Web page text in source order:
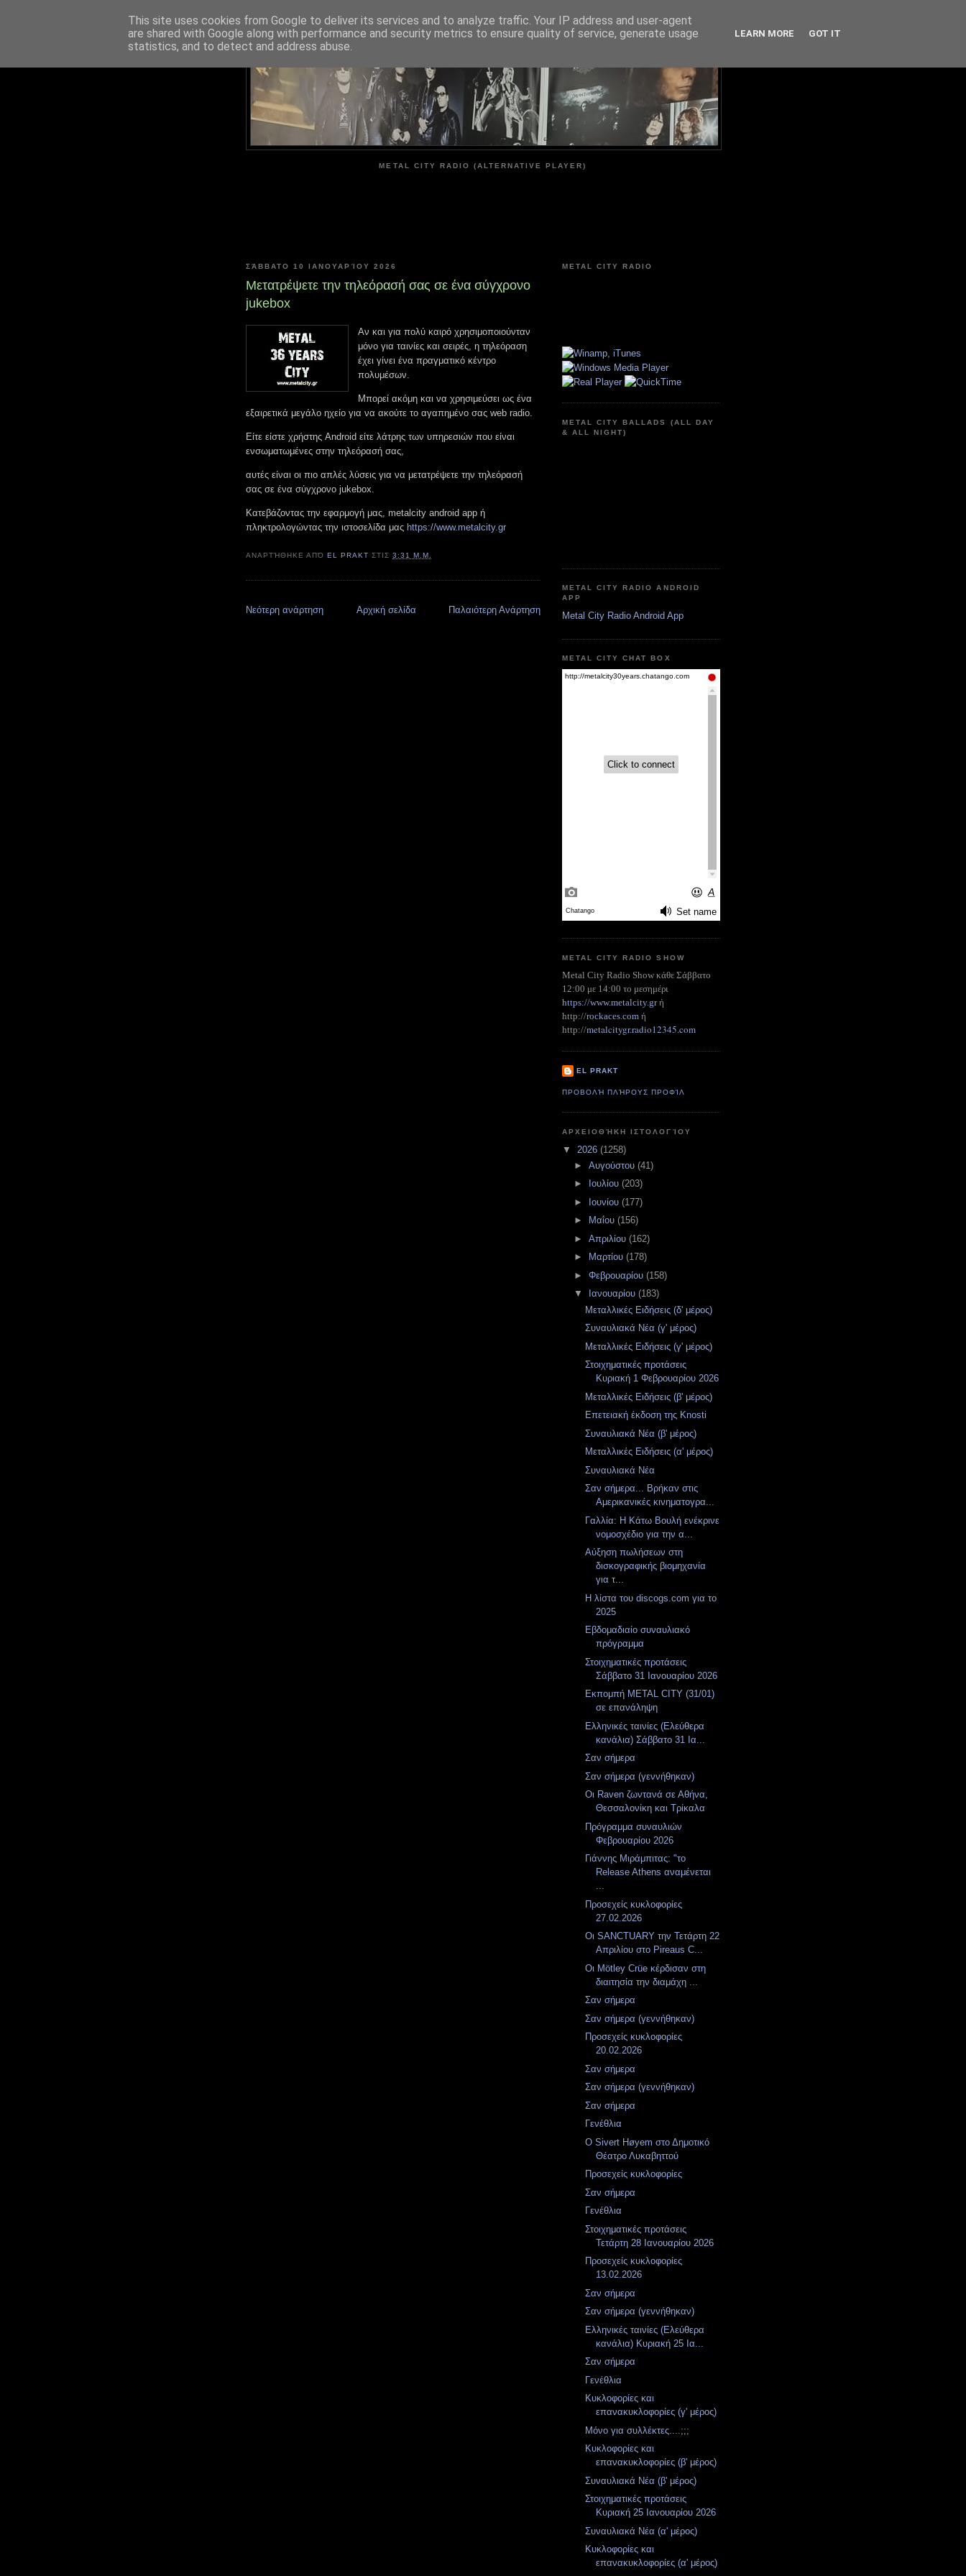
METAL CITY
METAL CITY RADIO (ALTERNATIVE PLAYER)
ΣΆΒΒΑΤΟ 10 ΙΑΝΟΥΑΡΊΟΥ 2026
Μετατρέψετε την τηλεόρασή σας σε ένα σύγχρονο
jukebox
Αν και για πολύ καιρό χρησιμοποιούνταν
μόνο για ταινίες και σειρές, η τηλεόραση
έχει γίνει ένα πραγματικό κέντρο
πολυμέσων.
Μπορεί ακόμη και να χρησιμεύσει ως ένα
εξαιρετικά μεγάλο ηχείο για να ακούτε τo αγαπημένo σας web radio.
Είτε είστε χρήστης Android είτε λάτρης των υπηρεσιών που είναι
ενσωματωμένες στην τηλεόρασή σας,
αυτές είναι οι πιο απλές λύσεις για να μετατρέψετε την τηλεόρασή
σας σε ένα σύγχρονο jukebox.
Κατεβάζοντας την εφαρμογή μας, metalcity android app ή
πληκτρολογώντας την ιστοσελίδα μας https://www.metalcity.gr
ΑΝΑΡΤΉΘΗΚΕ ΑΠΌEL PRAKT ΣΤΙΣ3:31 Μ.Μ.
Νεότερη ανάρτηση Παλαιότερη Ανάρτηση
Αρχική σελίδα
METAL CITY RADIO
METAL CITY BALLADS (ALL DAY
& ALL NIGHT)
METAL CITY RADIO ANDROID
APP
Metal City Radio Android App
METAL CITY CHAT BOX
METAL CITY RADIO SHOW
Metal City Radio Show κάθε Σάββατο
12:00 με 14:00 το μεσημέρι
https://www.metalcity.grή
http://rockaces.com ή
http://metalcitygr.radio12345.com
EL PRAKT
ΠΡΟΒΟΛΉ ΠΛΉΡΟΥΣ ΠΡΟΦΊΛ
ΑΡΧΕΙΟΘΉΚΗ ΙΣΤΟΛΟΓΊΟΥ
▼ 2026 (1258)
► Αυγούστου (41)
►
Ιουλίου (203)
►
Ιουνίου (177)
►
Μαΐου (156)
► Απριλίου (162)
►
Μαρτίου (178)
► Φεβρουαρίου (158)
▼
Ιανουαρίου (183)
Μεταλλικές Ειδήσεις (δ' μέρος)
Συναυλιακά Νέα (γ' μέρος)
Μεταλλικές Ειδήσεις (γ' μέρος)
Στοιχηματικές προτάσεις
Κυριακή 1 Φεβρουαρίου 2026
Μεταλλικές Ειδήσεις (β' μέρος)
Επετειακή έκδοση της Knosti
Συναυλιακά Νέα (β' μέρος)
Μεταλλικές Ειδήσεις (α' μέρος)
Συναυλιακά Νέα
Σαν σήμερα... Βρήκαν στις
Αμερικανικές κινηματογρα...
Γαλλία: Η Κάτω Βουλή ενέκρινε
νομοσχέδιο για την α...
Αύξηση πωλήσεων στη
δισκογραφικής βιομηχανία
για τ...
Η λίστα του discogs.com για το
2025
Εβδομαδιαίο συναυλιακό
πρόγραμμα
Στοιχηματικές προτάσεις
Σάββατο 31 Ιανουαρίου 2026
Εκπομπή METAL CITY (31/01)
σε επανάληψη
Ελληνικές ταινίες (Ελεύθερα
κανάλια) Σάββατο 31 Ια...
Σαν σήμερα
Σαν σήμερα (γεννήθηκαν)
Οι Raven ζωντανά σε Αθήνα,
Θεσσαλονίκη και Τρίκαλα
Πρόγραμμα συναυλιών
Φεβρουαρίου 2026
Γιάννης Μιράμπιτας: "το
Release Athens αναμένεται
...
Προσεχείς κυκλοφορίες
27.02.2026
Οι SANCTUARY την Τετάρτη 22
Απριλίου στο Pireaus C...
Οι Mötley Crüe κέρδισαν στη
διαιτησία την διαμάχη ...
Σαν σήμερα
Σαν σήμερα (γεννήθηκαν)
Προσεχείς κυκλοφορίες
20.02.2026
Σαν σήμερα
Σαν σήμερα (γεννήθηκαν)
Σαν σήμερα
Γενέθλια
O Sivert Høyem στο Δημοτικό
Θέατρο Λυκαβηττού
Προσεχείς κυκλοφορίες
Σαν σήμερα
Γενέθλια
Στοιχηματικές προτάσεις
Τετάρτη 28 Ιανουαρίου 2026
Προσεχείς κυκλοφορίες
13.02.2026
Σαν σήμερα
Σαν σήμερα (γεννήθηκαν)
Ελληνικές ταινίες (Ελεύθερα
κανάλια) Κυριακή 25 Ια...
Σαν σήμερα
Γενέθλια
Κυκλοφορίες και
επανακυκλοφορίες (γ' μέρος)
Μόνο για συλλέκτες....;;;
Κυκλοφορίες και
επανακυκλοφορίες (β' μέρος)
Συναυλιακά Νέα (β' μέρος)
Στοιχηματικές προτάσεις
Κυριακή 25 Ιανουαρίου 2026
Συναυλιακά Νέα (α' μέρος)
Κυκλοφορίες και
επανακυκλοφορίες (α' μέρος)
This site uses cookies from Google to deliver its services and to analyze traffic. Your IP address and user-agent
are shared with Google along with performance and security metrics to ensure quality of service, generate usage
statistics, and to detect and address abuse.
LEARN MORE GOT IT